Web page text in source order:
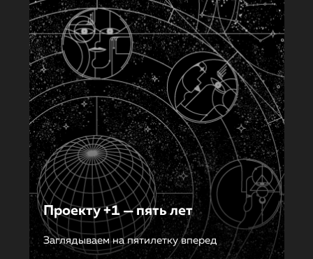
Проекту +1 — пять лет
Заглядываем на пятилетку вперед